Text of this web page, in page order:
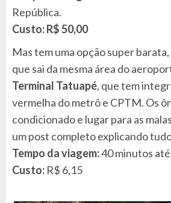
República.
Custo: R$ 50,00
Mas tem uma opção super
que sai da mesma área do
Terminal Tatuapé, que tem
vermelha do metrô e CPTM. Os
condicionado e lugar para as
um post completo explicando
Tempo da viagem:40 minutos
Custo: R$ 6,15